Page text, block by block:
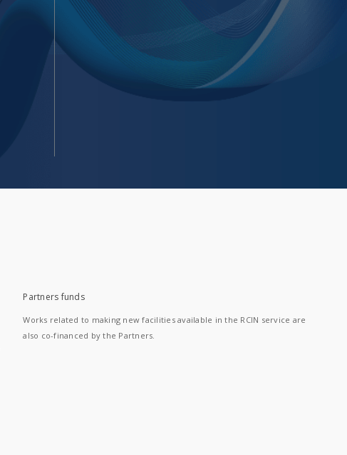
Partners funds
Works related to making new facilities available in the RCIN service are
also co-financed by the Partners.